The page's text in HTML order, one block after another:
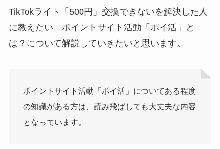
TikTokライト「500円」交換できないを解決した人
に教えたい、ポイントサイト活動「ポイ活」と
は？について解説していきたいと思います。
ポイントサイト活動「ポイ活」についてある程度
の知識がある方は、読み飛ばしても大丈夫な内容
となっています。